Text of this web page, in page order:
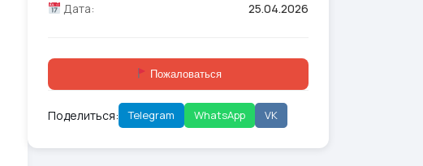
Дата:
25.04.2026
Пожаловаться
Поделиться: Telegram WhatsApp VK